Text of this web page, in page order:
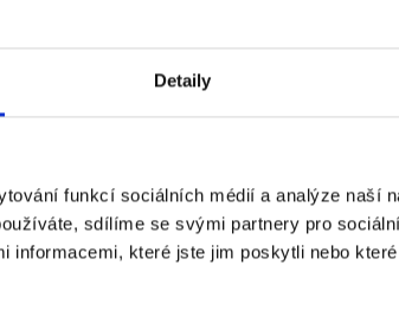
Detaily
funkcí sociálních médií a analýze naší
sdílíme se svými partnery pro
informacemi, které jste jim poskytli nebo